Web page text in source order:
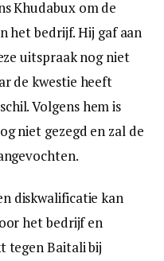
Khudabux om de
het bedrijf. Hij gaf aan
uitspraak nog niet
de kwestie heeft
Volgens hem is
niet gezegd en zal de
diskwalificatie kan
het bedrijf en
tegen Baitali bij